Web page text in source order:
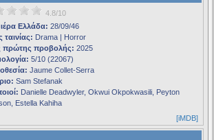
4.8/10
Ελλάδα: 28/09/46
ταινίας: Drama | Horror
πρώτης προβολής: 2025
5/10 (22067)
Jaume Collet-Serra
Sam Stefanak
Danielle Deadwyler, Okwui Okpokwasili, Peyton
Estella Kahiha
[iMDB]